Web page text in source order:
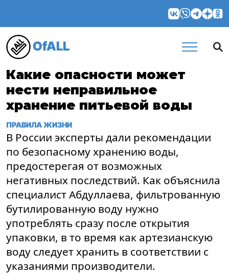
OfALL
Какие опасности может
нести неправильное
хранение питьевой воды
ПРАВИЛА ЖИЗНИ
В России эксперты дали рекомендации
по безопасному хранению воды,
предостерегая от возможных
негативных последствий. Как объяснила
специалист Абдуллаева, фильтрованную
бутилированную воду нужно
употреблять сразу после открытия
упаковки, в то время как артезианскую
воду следует хранить в соответствии с
указаниями производители.